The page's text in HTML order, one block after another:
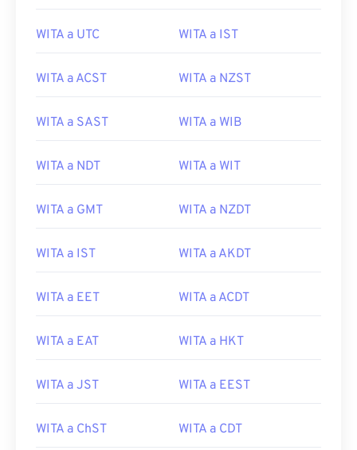
WITA a UTC WITA a IST
WITA a ACST WITA a NZST
WITA a SAST WITA a WIB
WITA a NDT WITA a WIT
WITA a GMT WITA a NZDT
WITA a IST WITA a AKDT
WITA a EET WITA a ACDT
WITA a EAT WITA a HKT
WITA a JST WITA a EEST
WITA a ChST WITA a CDT